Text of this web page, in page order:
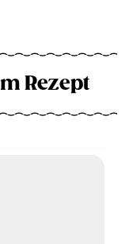
Rezept